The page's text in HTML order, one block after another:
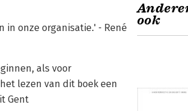
in onze organisatie.' - René
als voor
lezen van dit boek een
Gent
ook